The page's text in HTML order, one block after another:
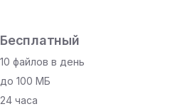
Бесплатный
10 файлов в день
до 100 МБ
24 часа